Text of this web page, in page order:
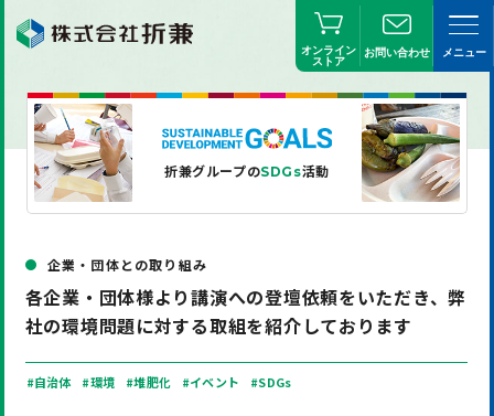
オンライン
ストア
お問い合わせ メニュー
折兼グループのSDGs活動
企業・団体との取り組み
各企業・団体様より講演への登壇依頼をいただき、弊
社の環境問題に対する取組を紹介しております
#自治体 #環境 #堆肥化 #イベント #SDGs